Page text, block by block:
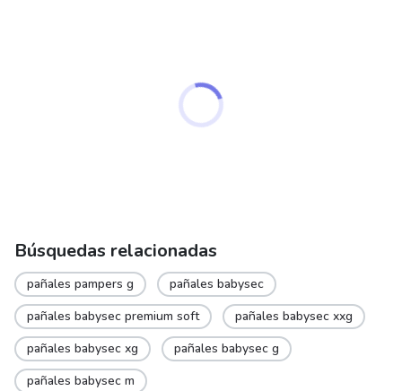
Búsquedas relacionadas
pañales pampers g
pañales babysec
pañales babysec premium soft
pañales babysec xxg
pañales babysec xg
pañales babysec g
pañales babysec m